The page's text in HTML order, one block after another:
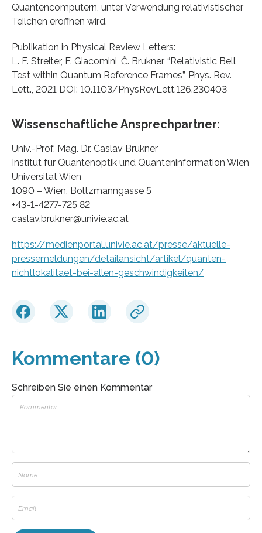
Quantencomputern, unter Verwendung relativistischer
Teilchen eröffnen wird.
Publikation in Physical Review Letters:
L. F. Streiter, F. Giacomini, Č. Brukner, “Relativistic Bell
Test within Quantum Reference Frames”, Phys. Rev.
Lett., 2021 DOI: 10.1103/PhysRevLett.126.230403
Wissenschaftliche Ansprechpartner:
Univ.-Prof. Mag. Dr. Caslav Brukner
Institut für Quantenoptik und Quanteninformation Wien
Universität Wien
1090 – Wien, Boltzmanngasse 5
+43-1-4277-725 82
caslav.brukner@univie.ac.at
https://medienportal.univie.ac.at/presse/aktuelle-
pressemeldungen/detailansicht/artikel/quanten-
nichtlokalitaet-bei-allen-geschwindigkeiten/
Kommentare (0)
Schreiben Sie einen Kommentar